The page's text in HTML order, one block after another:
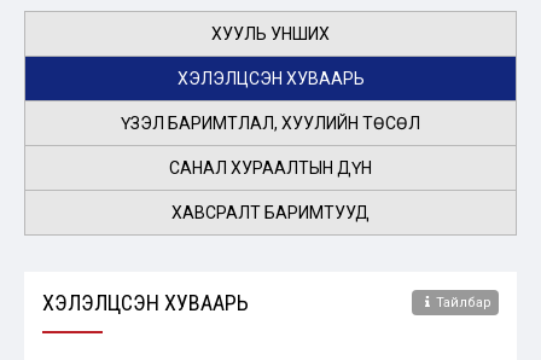
ХУУЛЬ УНШИХ
ХЭЛЭЛЦСЭН ХУВААРЬ
ҮЗЭЛ БАРИМТЛАЛ, ХУУЛИЙН ТӨСӨЛ
САНАЛ ХУРААЛТЫН ДҮН
ХАВСРАЛТ БАРИМТУУД
ХЭЛЭЛЦСЭН ХУВААРЬ Тайлбар